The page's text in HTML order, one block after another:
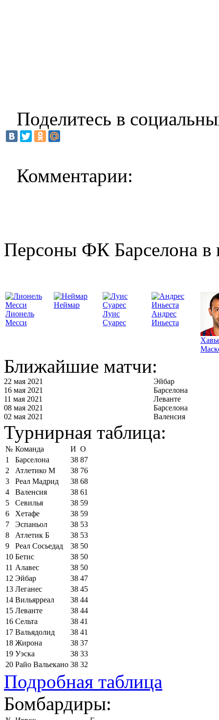
Поделитесь в
Комментарии:
Персоны ФК Барселона в
Лионель
Месси
Неймар
Луис
Суарес
Андрес
Иньеста
Ближайшие матчи:
22 мая 2021
Эйбар
16 мая 2021
Барселона
11 мая 2021
Леванте
08 мая 2021
Барселона
02 мая 2021
Валенсия
Турнирная таблица:
№ Команда И О
1
Барселона 38 87
2
Атлетико М 38 76
3
Реал Мадрид 38 68
4
Валенсия 38 61
5
Севилья 38 59
6
Хетафе 38 59
7
Эспаньол 38 53
8
Атлетик Б 38 53
9
Реал Сосьедад 38 50
10 Бетис 38 50
11 Алавес 38 50
12 Эйбар 38 47
13 Леганес 38 45
14 Вильярреал 38 44
15 Леванте 38 44
16 Сельта 38 41
17 Вальядолид 38 41
18 Жирона 38 37
19 Уэска 38 33
20 Райо Вальекано 38 32
Подробная таблица
Бомбардиры: